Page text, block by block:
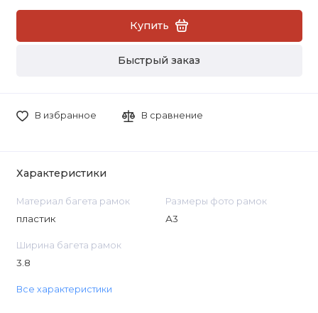
Купить
Быстрый заказ
В избранное В сравнение
Характеристики
Материал багета рамок
пластик
Размеры фото рамок
А3
Ширина багета рамок
3.8
Все характеристики